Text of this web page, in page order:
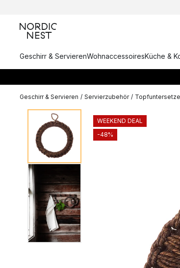
Geschirr & ServierenWohnaccessoiresKüche &
Geschirr & Servieren / Servierzubehör /
WEEKEND DEAL
-48%